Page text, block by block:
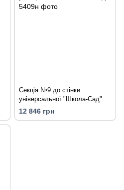
Секція №9 до стінки
універсальної "Школа-Сад"
12 846 грн